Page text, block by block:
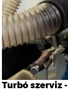
Turbó szerviz